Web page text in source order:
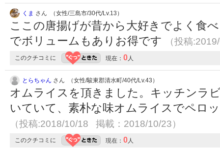
くま さん （女性/三島市/30代/Lv.13）
ここの唐揚げが昔から大好きでよく食
でボリュームもありお得です
（投稿
このクチコミに 現在： 0人
とらちゃん さん （女性/駿東郡清水町/40代/Lv.43）
オムライスを頂きました。キッチンラ
いていて、素朴な味オムライスでペロ
（投稿:2018/10/18 掲載：2018/10/23）
このクチコミに 現在： 0人